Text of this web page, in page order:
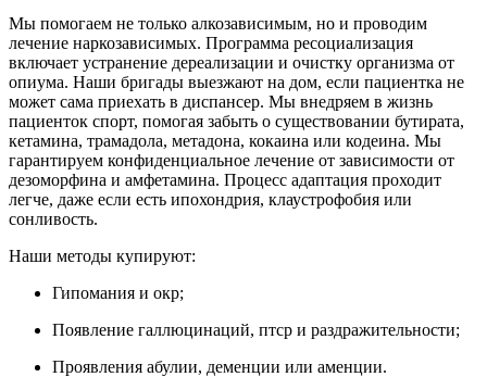
Мы помогаем не только алкозависимым, но и проводим
лечение наркозависимых. Программа ресоциализация
включает устранение дереализации и очистку организма от
опиума. Наши бригады выезжают на дом, если пациентка не
может сама приехать в диспансер. Мы внедряем в жизнь
пациенток спорт, помогая забыть о существовании бутирата,
кетамина, трамадола, метадона, кокаина или кодеина. Мы
гарантируем конфиденциальное лечение от зависимости от
дезоморфина и амфетамина. Процесс адаптация проходит
легче, даже если есть ипохондрия, клаустрофобия или
сонливость.
Наши методы купируют:
Гипомания и окр;
Появление галлюцинаций, птср и раздражительности;
Проявления абулии, деменции или аменции.